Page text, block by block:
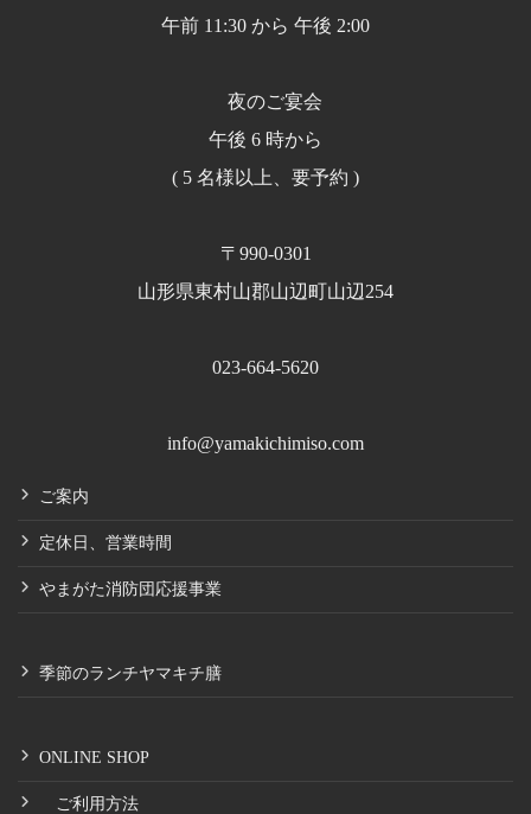
午前 11:30 から 午後 2:00
夜のご宴会
午後 6 時から
( 5 名様以上、要予約 )
〒990-0301
山形県東村山郡山辺町山辺254
023-664-5620
info@yamakichimiso.com
ご案内
定休日、営業時間
やまがた消防団応援事業
季節のランチヤマキチ膳
ONLINE SHOP
ご利用方法